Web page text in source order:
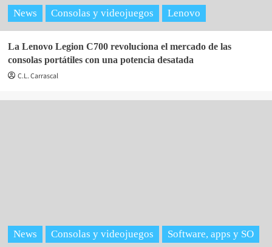
News Consolas y videojuegos Lenovo
La Lenovo Legion C700 revoluciona el mercado de las
consolas portátiles con una potencia desatada
C.L. Carrascal
News Consolas y videojuegos Software, apps y SO